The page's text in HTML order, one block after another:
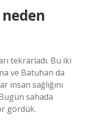
tekrarladı. Bu iki
ve Batuhan da
insan sağlığını
sahada
gördük.